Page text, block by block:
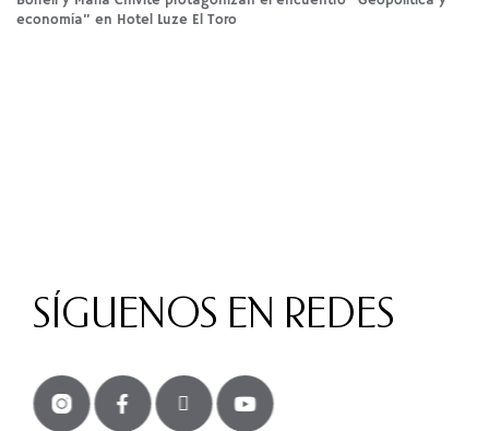
economía” en Hotel Luze El Toro
SÍGUENOS EN REDES